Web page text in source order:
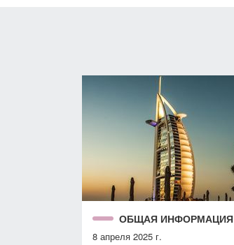
ОБЩАЯ ИНФОРМАЦИЯ
8 апреля 2025 г.